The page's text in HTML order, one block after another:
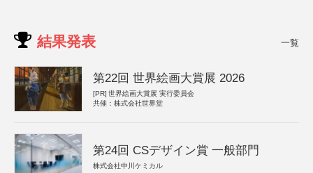
結果発表 一覧
第22回 世界絵画大賞展 2026
[PR] 世界絵画大賞展 実行委員会
共催：株式会社世界堂
第24回 CSデザイン賞 一般部門
株式会社中川ケミカル